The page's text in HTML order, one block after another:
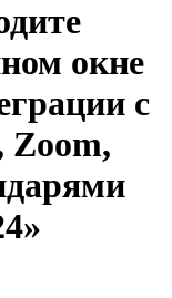
окне
с
Zoom,